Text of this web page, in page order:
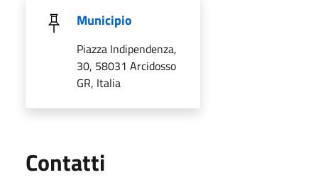
Municipio
Piazza Indipendenza,
30, 58031 Arcidosso
GR, Italia
Contatti